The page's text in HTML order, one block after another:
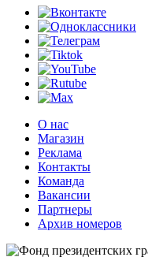
О нас
Магазин
Реклама
Контакты
Команда
Вакансии
Партнеры
Архив номеров